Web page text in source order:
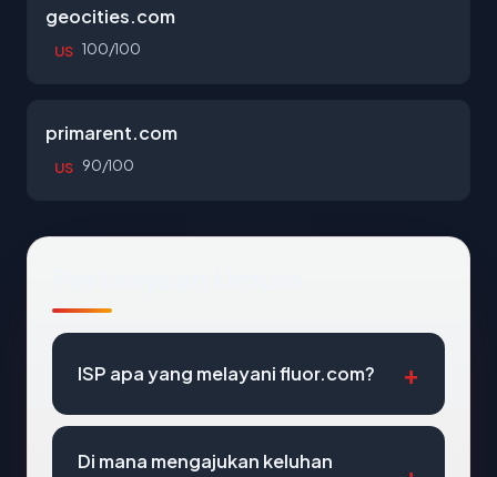
geocities.com
US 100/100
primarent.com
US 90/100
ISP apa yang melayani fluor.com?
Di mana mengajukan keluhan